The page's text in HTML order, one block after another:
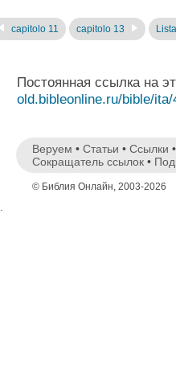
capitolo 11 capitolo 13
Постоянная ссылка на
old.bibleonline.ru/bible/ita/
Веруем • Статьи • Ссылки
Сокращатель ссылок •
© Библия Онлайн, 2003-2026